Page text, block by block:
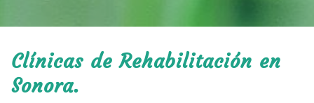
Clínicas de Rehabilitación en
Sonora.